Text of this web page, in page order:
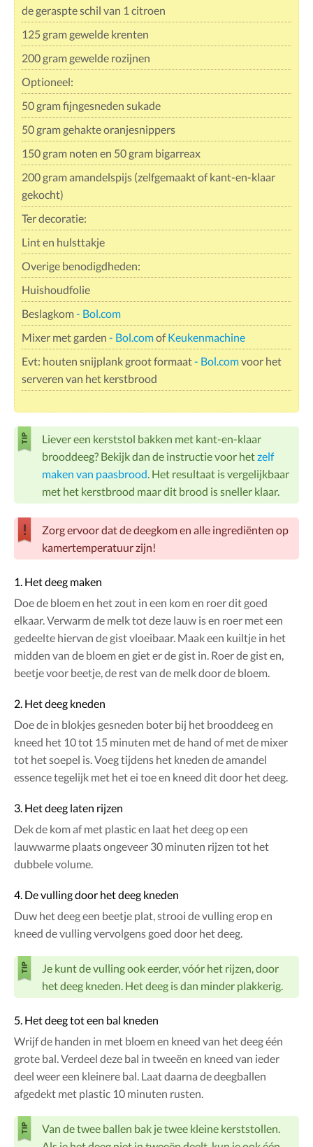
de geraspte schil van 1 citroen
125 gram gewelde krenten
200 gram gewelde rozijnen
Optioneel:
50 gram fijngesneden sukade
50 gram gehakte oranjesnippers
150 gram noten en 50 gram bigarreax
200 gram amandelspijs (zelfgemaakt of kant-en-klaar
gekocht)
Ter decoratie:
Lint en hulsttakje
Overige benodigdheden:
Huishoudfolie
Beslagkom- Bol.com
Mixer met garden - Bol.comofKeukenmachine
Evt: houten snijplank groot formaat- Bol.comvoor het
serveren van het kerstbrood
Liever een kerststol bakken met kant-en-klaar
brooddeeg? Bekijk dan de instructie voor hetzelf
maken van paasbrood. Het resultaat is vergelijkbaar
met het kerstbrood maar dit brood is sneller klaar.
Zorg ervoor dat de deegkom en alle ingrediënten op
kamertemperatuur zijn!
1. Het deeg maken
Doe de bloem en het zout in een kom en roer dit goed
elkaar. Verwarm de melk tot deze lauw is en roer met een
gedeelte hiervan de gist vloeibaar. Maak een kuiltje in het
midden van de bloem en giet er de gist in. Roer de gist en,
beetje voor beetje, de rest van de melk door de bloem.
2. Het deeg kneden
Doe de in blokjes gesneden boter bij het brooddeeg en
kneed het 10 tot 15 minuten met de hand of met de mixer
tot het soepel is. Voeg tijdens het kneden de amandel
essence tegelijk met het ei toe en kneed dit door het deeg.
3. Het deeg laten rijzen
Dek de kom af met plastic en laat het deeg op een
lauwwarme plaats ongeveer 30 minuten rijzen tot het
dubbele volume.
4. De vulling door het deeg kneden
Duw het deeg een beetje plat, strooi de vulling erop en
kneed de vulling vervolgens goed door het deeg.
Je kunt de vulling ook eerder, vóór het rijzen, door
het deeg kneden. Het deeg is dan minder plakkerig.
5. Het deeg tot een bal kneden
Wrijf de handen in met bloem en kneed van het deeg één
grote bal. Verdeel deze bal in tweeën en kneed van ieder
deel weer een kleinere bal. Laat daarna de deegballen
afgedekt met plastic 10 minuten rusten.
Van de twee ballen bak je twee kleine kerststollen.